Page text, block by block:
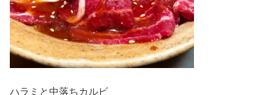
ハラミと中落ちカルビ